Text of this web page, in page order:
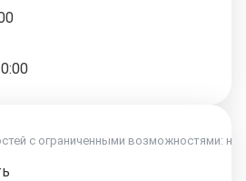
с ограниченными возможностями: на